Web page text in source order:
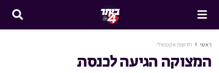
ראשי חדשות אקטואלי
המצוקה הגיעה לכנסת